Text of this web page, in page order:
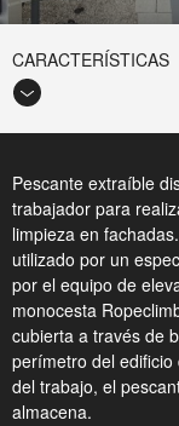
CARACTERÍSTICAS
Pescante extraíble
trabajador para
limpieza en
utilizado por un
por el equipo de
monocesta
cubierta a través de
perímetro del
del trabajo, el
almacena.